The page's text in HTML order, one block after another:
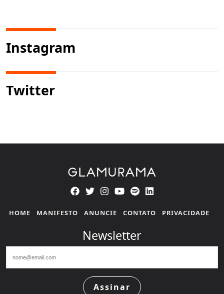
Instagram
Twitter
HOME MANIFESTO ANUNCIE CONTATO PRIVACIDADE
Newsletter